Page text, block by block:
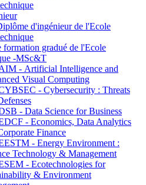
d'ingénieur de l'Ecole
formation gradué de l'Ecole
-MSc&T
- Artificial Intelligence and
Visual Computing
- Cybersecurity : Threats
- Data Science for Business
- Economics, Data Analytics
Finance
- Energy Environment :
Technology & Management
- Ecotechnologies for
& Environment